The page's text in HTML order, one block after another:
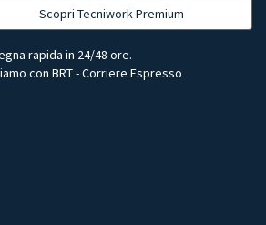
Scopri Tecniwork Premium
rapida in 24/48 ore.
con BRT - Corriere Espresso